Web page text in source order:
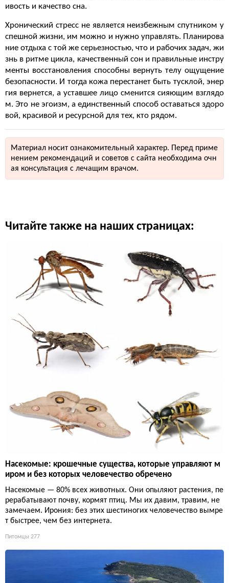
ивость и качество сна.
Хронический стресс не является неизбежным спутником у
спешной жизни, им можно и нужно управлять. Планирова
ние отдыха с той же серьезностью, что и рабочих задач, жи
знь в ритме цикла, качественный сон и правильные инстру
менты восстановления способны вернуть телу ощущение
безопасности. И тогда кожа перестанет быть тусклой, энер
гия вернется, а уставшее лицо сменится сияющим взглядо
м. Это не эгоизм, а единственный способ оставаться здоро
вой, красивой и ресурсной для тех, кто рядом.
Материал носит ознакомительный характер. Перед приме
нением рекомендаций и советов с сайта необходима очн
ая консультация с лечащим врачом.
Читайте также на наших страницах:
Насекомые: крошечные существа, которые управляют м
иром и без которых человечество обречено
Насекомые — 80% всех животных. Они опыляют растения, пе
рерабатывают почву, кормят птиц. Мы их давим, травим, не
замечаем. Ирония: без этих шестиногих человечество вымре
т быстрее, чем без интернета.
Питомцы 277